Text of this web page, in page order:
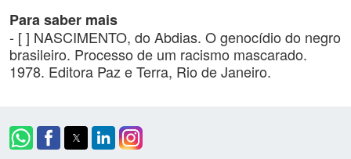
Para saber mais
- [ ] NASCIMENTO, do Abdias. O genocídio do negro
brasileiro. Processo de um racismo mascarado.
1978. Editora Paz e Terra, Rio de Janeiro.